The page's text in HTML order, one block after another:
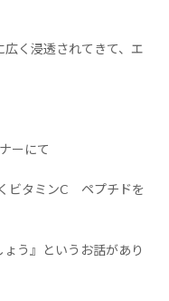
く浸透されてきて、エ
ーにて
ビタミンC ペプチドを
う』というお話があり